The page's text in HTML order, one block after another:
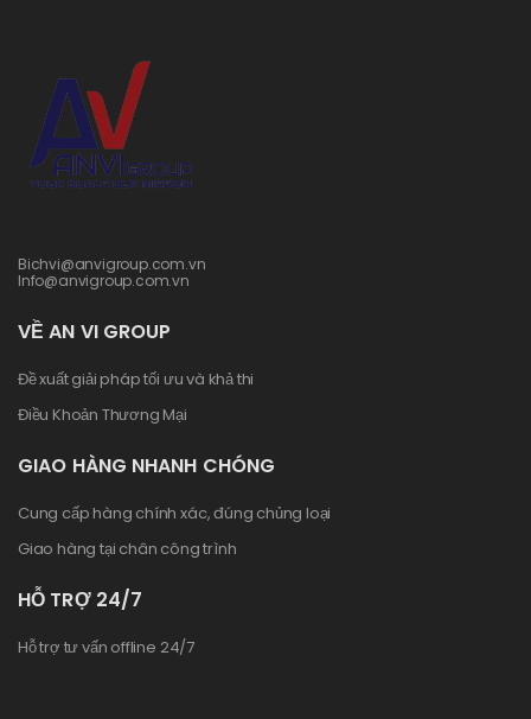
Bichvi@anvigroup.com.vn
Info@anvigroup.com.vn
VỀ AN VI GROUP
Đề xuất giải pháp tối ưu và khả thi
Điều Khoản Thương Mại
GIAO HÀNG NHANH CHÓNG
Cung cấp hàng chính xác, đúng chủng loại
Giao hàng tại chân công trình
HỖ TRỢ 24/7
Hỗ trợ tư vấn offline 24/7